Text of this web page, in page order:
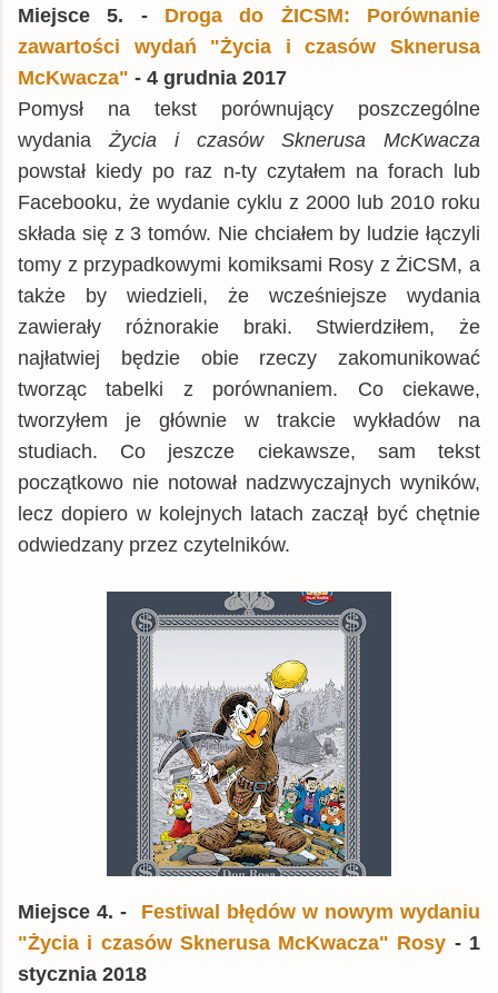
Miejsce 5. - Droga do ŻICSM: Porównanie
zawartości wydań "Życia i czasów Sknerusa
McKwacza" - 4 grudnia 2017
Pomysł na tekst porównujący poszczególne
wydaniaŻycia i czasów Sknerusa McKwacza
powstał kiedy po raz n-ty czytałem na forach lub
Facebooku, że wydanie cyklu z 2000 lub 2010 roku
składa się z 3 tomów. Nie chciałem by ludzie łączyli
tomy z przypadkowymi komiksami Rosy z ŻiCSM, a
także by wiedzieli, że wcześniejsze wydania
zawierały różnorakie braki. Stwierdziłem, że
najłatwiej będzie obie rzeczy zakomunikować
tworząc tabelki z porównaniem. Co ciekawe,
tworzyłem je głównie w trakcie wykładów na
studiach. Co jeszcze ciekawsze, sam tekst
początkowo nie notował nadzwyczajnych wyników,
lecz dopiero w kolejnych latach zaczął być chętnie
odwiedzany przez czytelników.
Miejsce 4. - Festiwal błędów w nowym wydaniu
"Życia i czasów Sknerusa McKwacza" Rosy - 1
stycznia 2018